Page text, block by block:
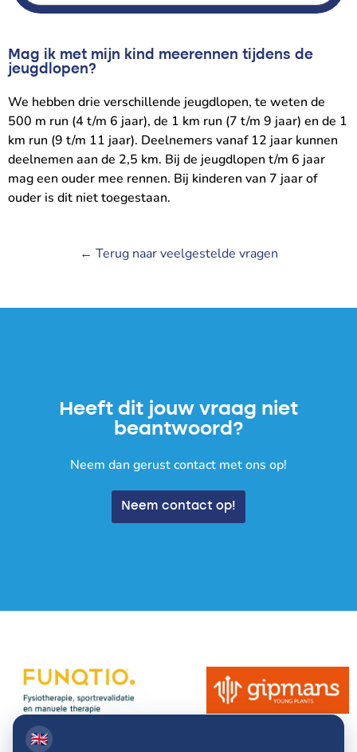
Mag ik met mijn kind meerennen tijdens de
jeugdlopen?
We hebben drie verschillende jeugdlopen, te weten de
500 m run (4 t/m 6 jaar), de 1 km run (7 t/m 9 jaar) en de 1
km run (9 t/m 11 jaar). Deelnemers vanaf 12 jaar kunnen
deelnemen aan de 2,5 km. Bij de jeugdlopen t/m 6 jaar
mag een ouder mee rennen. Bij kinderen van 7 jaar of
ouder is dit niet toegestaan.
← Terug naar veelgestelde vragen
Heeft dit jouw vraag niet
beantwoord?
Neem dan gerust contact met ons op!
Neem contact op!
🇬🇧